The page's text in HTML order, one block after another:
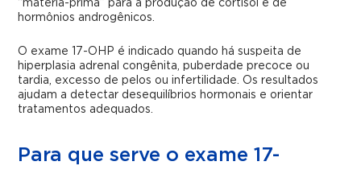
“matéria-prima” para a produção de cortisol e de
hormônios androgênicos.
O exame 17-OHP é indicado quando há suspeita de
hiperplasia adrenal congênita, puberdade precoce ou
tardia, excesso de pelos ou infertilidade. Os resultados
ajudam a detectar desequilíbrios hormonais e orientar
tratamentos adequados.
Para que serve o exame 17-